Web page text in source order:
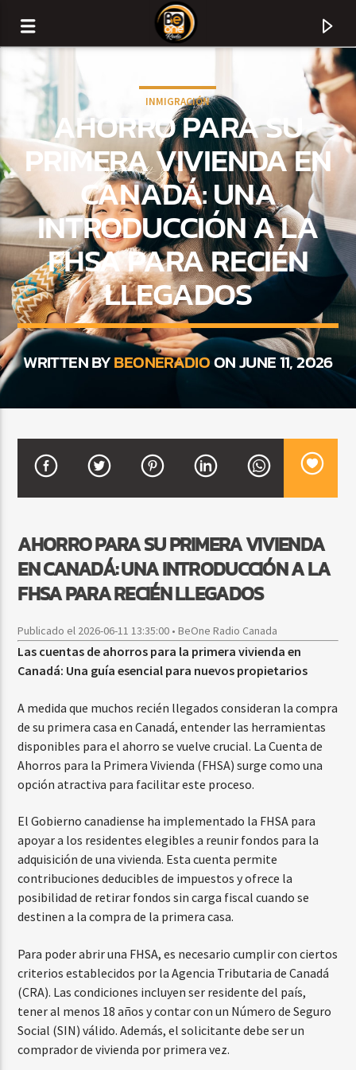
CURRENT TRACK
TITLE
ARTIST
MEZCLA TROPICAL Y SALSA
1:00 PM 3:00 PM
Beone Radio
INMIGRACIÓN
AHORRO PARA SU
PRIMERA VIVIENDA EN
CANADÁ: UNA
INTRODUCCIÓN A LA
FHSA PARA RECIÉN
LLEGADOS
WRITTEN BYBEONERADIOON JUNE 11, 2026
AHORRO PARA SU PRIMERA VIVIENDA
EN CANADÁ: UNA INTRODUCCIÓN A LA
FHSA PARA RECIÉN LLEGADOS
Publicado el 2026-06-11 13:35:00 • BeOne Radio Canada
Las cuentas de ahorros para la primera vivienda en
Canadá: Una guía esencial para nuevos propietarios
A medida que muchos recién llegados consideran la compra
de su primera casa en Canadá, entender las herramientas
disponibles para el ahorro se vuelve crucial. La Cuenta de
Ahorros para la Primera Vivienda (FHSA) surge como una
opción atractiva para facilitar este proceso.
El Gobierno canadiense ha implementado la FHSA para
apoyar a los residentes elegibles a reunir fondos para la
adquisición de una vivienda. Esta cuenta permite
contribuciones deducibles de impuestos y ofrece la
posibilidad de retirar fondos sin carga fiscal cuando se
destinen a la compra de la primera casa.
Para poder abrir una FHSA, es necesario cumplir con ciertos
criterios establecidos por la Agencia Tributaria de Canadá
(CRA). Las condiciones incluyen ser residente del país,
tener al menos 18 años y contar con un Número de Seguro
Social (SIN) válido. Además, el solicitante debe ser un
comprador de vivienda por primera vez.